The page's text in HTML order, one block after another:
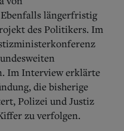
längerfristig
des Politikers. Im
Im Interview erklärte
die bisherige
Polizei und Justiz
zu verfolgen.